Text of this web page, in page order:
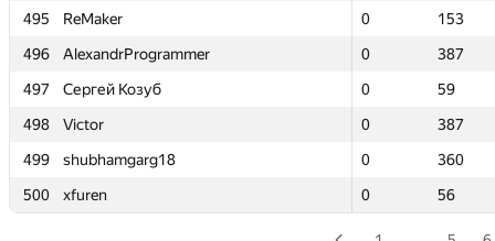
495
ReMaker 0
153
496
AlexandrProgrammer 0
387
497
Сергей Козуб 0
59
498
Victor 0
387
499
shubhamgarg18 0
360
500
xfuren 0 56
495
ReMaker 0
153
496
AlexandrProgrammer 0
387
497
Сергей Козуб 0
59
498
Victor 0
387
499
shubhamgarg18 0
360
500
xfuren 0 56